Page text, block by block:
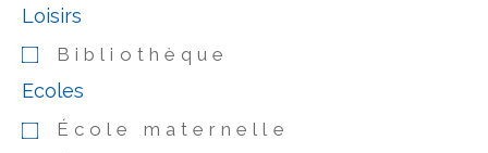
Loisirs
Bibliothèque
Ecoles
École maternelle